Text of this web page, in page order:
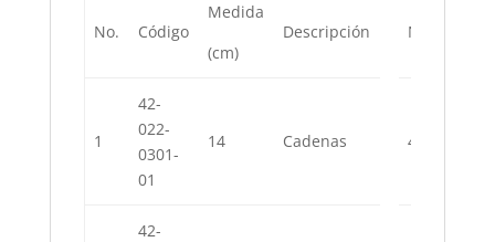
No. Código
Medida
(cm)
Descripción No.
1
42-
022-
0301-
01
14 Cadenas 4
42-